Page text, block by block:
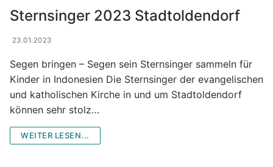
Sternsinger 2023 Stadtoldendorf
23.01.2023
Segen bringen – Segen sein Sternsinger sammeln für
Kinder in Indonesien Die Sternsinger der evangelischen
und katholischen Kirche in und um Stadtoldendorf
können sehr stolz…
WEITER LESEN...